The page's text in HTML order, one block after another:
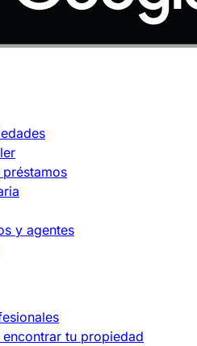
y agentes
tu propiedad